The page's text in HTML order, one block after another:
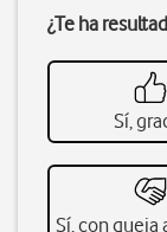
¿Te ha
Sí,
Sí, con queja